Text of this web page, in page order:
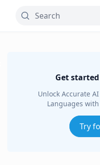
Get
Unlock Accurate
Languages
Try